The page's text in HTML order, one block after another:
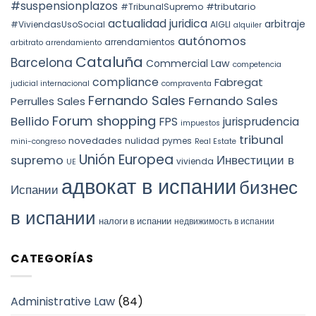
DOCTRINE,
indefinida
#suspensionplazos #TribunalSupremo #tributario
#ViviendasUsoSocial actualidad juridica AIGLI alquiler arbitraje
arbitrato arrendamiento arrendamientos autónomos
Barcelona Cataluña Commercial Law competencia
judicial internacional compliance compraventa Fabregat
Perrulles Sales Fernando Sales Fernando Sales
Bellido Forum shopping FPS impuestos jurisprudencia
mini-congreso novedades nulidad pymes Real Estate tribunal
supremo UE Unión Europea vivienda Инвестиции в
Испании адвокат в испаниибизнес
в испании налоги в испании недвижимость в испании
CATEGORÍAS
Administrative Law (84)